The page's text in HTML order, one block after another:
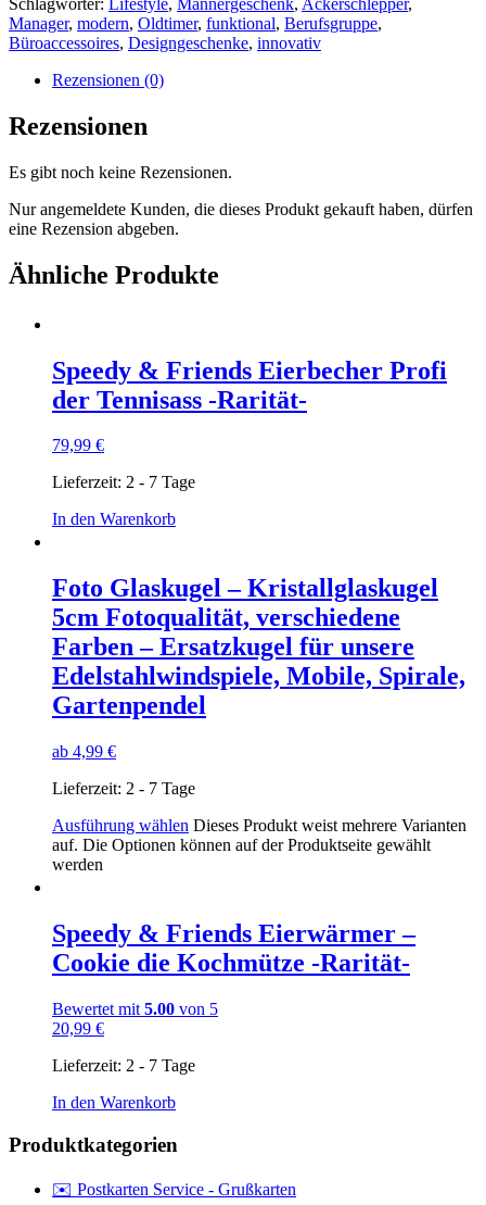
Schlagwörter: Lifestyle, Männergeschenk, Ackerschlepper,
Manager, modern, Oldtimer, funktional, Berufsgruppe,
Büroaccessoires, Designgeschenke, innovativ
Rezensionen (0)
Rezensionen
Es gibt noch keine Rezensionen.
Nur angemeldete Kunden, die dieses Produkt gekauft haben, dürfen
eine Rezension abgeben.
Ähnliche Produkte
Speedy & Friends Eierbecher Profi
der Tennisass -Rarität-
79,99 €
Lieferzeit: 2 - 7 Tage
In den Warenkorb
Foto Glaskugel – Kristallglaskugel
5cm Fotoqualität, verschiedene
Farben – Ersatzkugel für unsere
Edelstahlwindspiele, Mobile, Spirale,
Gartenpendel
ab 4,99 €
Lieferzeit: 2 - 7 Tage
Ausführung wählen Dieses Produkt weist mehrere Varianten
auf. Die Optionen können auf der Produktseite gewählt
werden
Speedy & Friends Eierwärmer –
Cookie die Kochmütze -Rarität-
Bewertet mit 5.00 von 5
20,99 €
Lieferzeit: 2 - 7 Tage
In den Warenkorb
Produktkategorien
✉️ Postkarten Service - Grußkarten